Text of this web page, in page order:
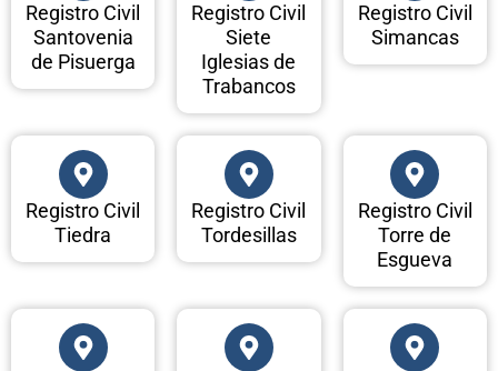
Registro Civil
Santovenia
de Pisuerga
Registro Civil
Siete
Iglesias de
Trabancos
Registro Civil
Simancas
Registro Civil
Tiedra
Registro Civil
Tordesillas
Registro Civil
Torre de
Esgueva